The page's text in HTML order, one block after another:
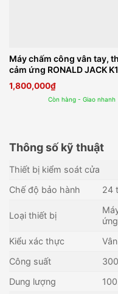
Máy chấm công vân tay,
cảm ứng RONALD JACK
Pro
1,800,000₫
Còn hàng - Giao nhanh
Thông số kỹ thuật
Thiết bị kiểm soát cửa
Chế độ bảo hành
24
Loại thiết bị
ứng
Kiểu xác thực
Công suất
Dung lượng